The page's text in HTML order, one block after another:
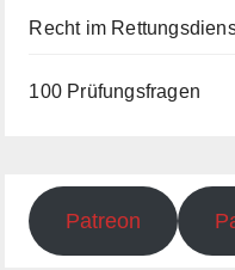
Recht im
100 Prüfungsfragen
Patreon